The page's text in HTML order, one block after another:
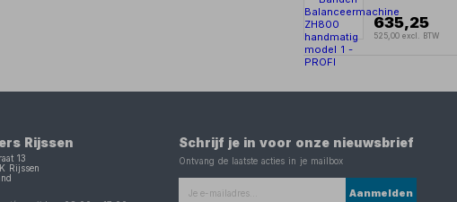
635,25
525,00 excl. BTW
Rijssen
13
Rijssen
Schrijf je in voor onze nieuwsbrief
Ontvang de laatste acties in je mailbox
Aanmelden